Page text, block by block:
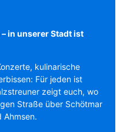
in unserer Stadt ist
kulinarische
Für jeden ist
zeigt euch, wo
Straße über Schötmar
Ahmsen.